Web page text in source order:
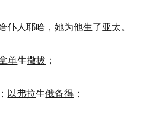
仆人耶哈 ，她为他生了亚太。
单生撒拔 ；
； 以弗拉生俄备得 ；